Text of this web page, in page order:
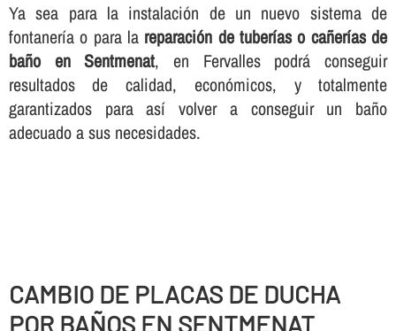
Ya sea para la instalación de un nuevo sistema de
fontanerí­a o para la reparación de tuberí­as o cañerí­as de
baño en Sentmenat, en Fervalles podrá conseguir
resultados de calidad, económicos, y totalmente
garantizados para así­ volver a conseguir un baño
adecuado a sus necesidades.
CAMBIO DE PLACAS DE DUCHA
POR BAÑOS EN SENTMENAT